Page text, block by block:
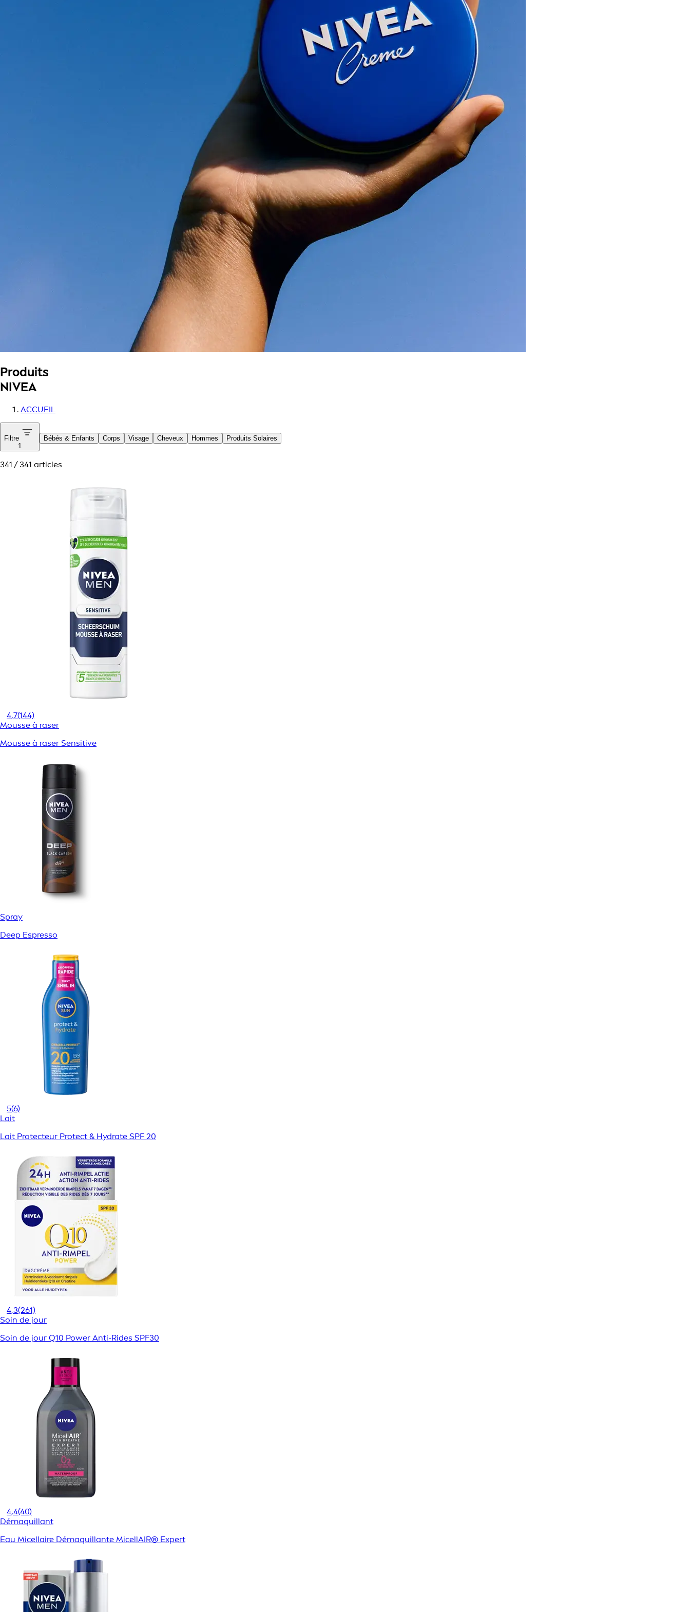
Produits
NIVEA
ACCUEIL
Filtre
1
Bébés & Enfants Corps Visage Cheveux Hommes Produits Solaires
341 / 341 articles
4,7(144)
Mousse à raser
Mousse à raser Sensitive
Spray
Deep Espresso
5(6)
Lait
Lait Protecteur Protect & Hydrate SPF 20
4,3(261)
Soin de jour
Soin de jour Q10 Power Anti-Rides SPF30
4,4(40)
Démaquillant
Eau Micellaire Démaquillante MicellAIR® Expert